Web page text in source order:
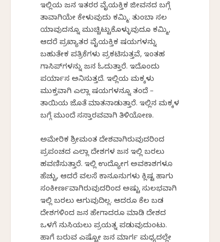
ಇಲ್ಲಿಯ ಜನ ಇತರರ ವೈಯಕ್ತಿಕ ಜೀವನದ ಬಗ್ಗೆ
ತಾವಾಗಿಯೇ ಕೇಳುವುದು ಕಮ್ಮಿ. ತುಂಬಾ ಸಲ
ಯಾವುದನ್ನೂ ಮುಚ್ಚಿಟ್ಟುಕೊಳ್ಳುವುದೂ ಕಮ್ಮಿ,
ಆದರೆ ಪ್ರಖ್ಯಾತರ ವೈಯಕ್ತಿಕ ವಿಷಯಗಳನ್ನು
ಬಹುತೇಕ ಪತ್ರಿಕೆಗಳು ಪ್ರಕಟಿಸುತ್ತವೆ, ಇಂತಹ
ಗಾಸಿಪ್‌ಗಳನ್ನು ಜನ ಓದುತ್ತಾರೆ. ಇದೊಂದು
ವಿಪರ್ಯಾಸ ಅನಿಸುತ್ತದೆ. ಇಲ್ಲಿಯ ಮಕ್ಕಳು
ಮುಕ್ತವಾಗಿ ಎಲ್ಲಾ ವಿಷಯಗಳನ್ನೂ ತಂದೆ –
ತಾಯಿಯ ಜೊತೆ ಮಾತನಾಡುತ್ತಾರೆ. ಇಲ್ಲಿನ ಮಕ್ಕಳ
ಬಗ್ಗೆ ಮುಂದೆ ಸವಿಸ್ತಾರವವಾಗಿ ತಿಳಿಯೋಣ.
ಅಮೇರಿಕ ಶ್ರೀಮಂತ ದೇಶವಾಗಿರುವುದರಿಂದ
ಪ್ರಪಂಚದ ಎಲ್ಲಾ ದೇಶಗಳ ಜನ ಇಲ್ಲಿ ಬರಲು
ಹವಣಿಸುತ್ತಾರೆ. ಇಲ್ಲಿ ಉದ್ಯೋಗ ಅವಕಾಶಗಳೂ
ಹೆಚ್ಚು, ಆದರೆ ವಲಸೆ ಕಾನೂನುಗಳು ಕ್ಲಿಷ್ಟ ಹಾಗು
ಸಂಕೀರ್ಣವಾಗಿರುವುದರಿಂದ ಅಷ್ಟು ಸುಲಭವಾಗಿ
ಇಲ್ಲಿ ಬರಲು ಆಗುವುದಿಲ್ಲ. ಆದರೂ ಕೆಲ ಬಡ
ದೇಶಗಳಿಂದ ಜನ ಹೇಗಾದರೂ ಮಾಡಿ ದೇಶದ
ಒಳಗೆ ನುಸಿಯಲು ಪ್ರಯತ್ನ ಪಡುವುದುಂಟು.
ಹಾಗೆ ಬರುವ ಎಷ್ಟೋ ಜನ ಮಾರ್ಗ ಮಧ್ಯದಲ್ಲೇ